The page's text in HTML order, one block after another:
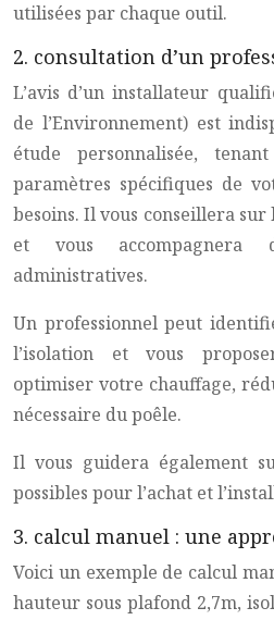
utilisées par chaque outil.
2. consultation d’un
L’avis d’un installateur
de l’Environnement) est
étude personnalisée,
paramètres spécifiques de
besoins. Il vous conseillera
et vous accompagnera
administratives.
Un professionnel peut
l’isolation et vous
optimiser votre chauffage,
nécessaire du poêle.
Il vous guidera également
possibles pour l’achat et
3. calcul manuel : une
Voici un exemple de calcul
hauteur sous plafond 2,7m,